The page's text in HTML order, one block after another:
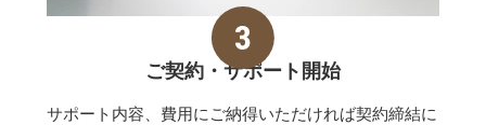
ご契約・サポート開始
サポート内容、費用にご納得いただければ契約締結に